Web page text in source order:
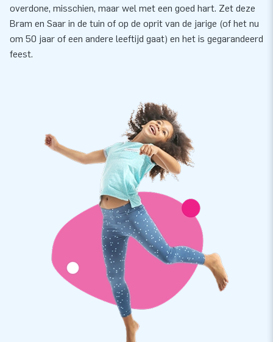
overdone, misschien, maar wel met een goed hart. Zet deze
Bram en Saar in de tuin of op de oprit van de jarige (of het nu
om 50 jaar of een andere leeftijd gaat) en het is gegarandeerd
feest.